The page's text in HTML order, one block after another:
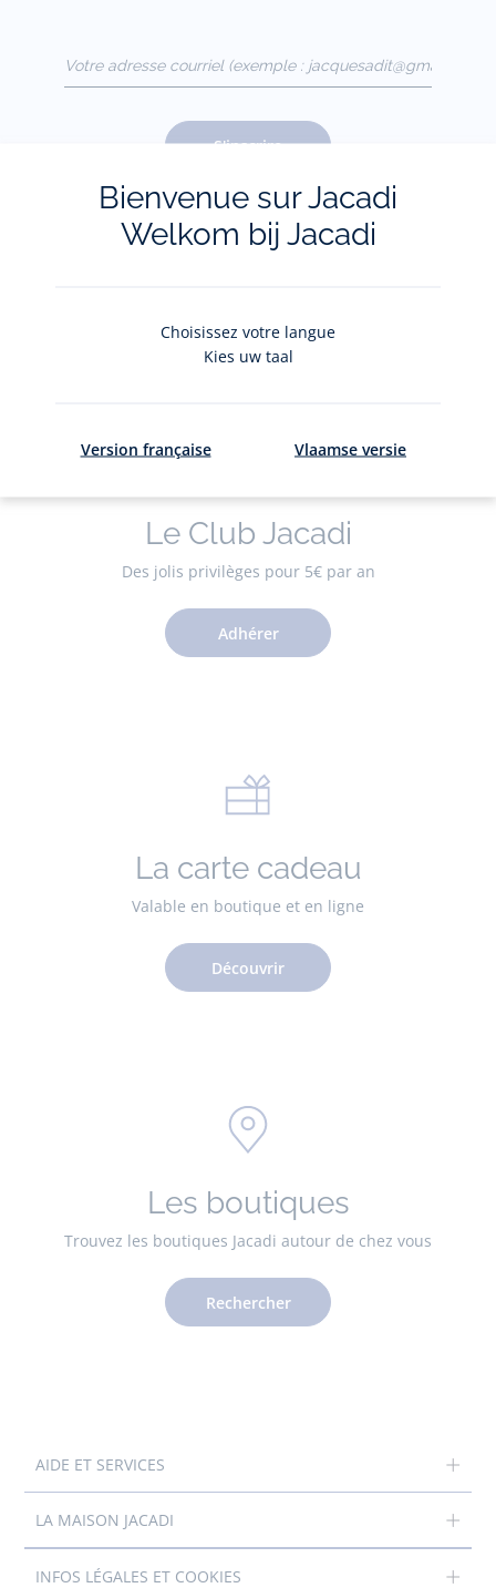
(exemple :
jacquesadit@gmail.com)
S'inscrire
Pour plus d'informations sur vos données personnelles,
Le Club Jacadi
Des jolis privilèges pour 5€ par an
Adhérer
La carte cadeau
Valable en boutique et en ligne
Découvrir
Les boutiques
Trouvez les boutiques Jacadi autour de chez vous
Rechercher
AIDE ET SERVICES
LA MAISON JACADI
INFOS LÉGALES ET COOKIES
Bienvenue sur Jacadi
Welkom bij Jacadi
Choisissez votre langue
Kies uw taal
Version française Vlaamse versie